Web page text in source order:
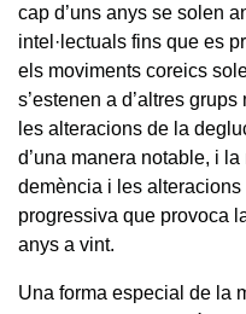
cap d’uns anys se solen
intel·lectuals fins que es
els moviments coreics
s’estenen a d’altres
les alteracions de la
d’una manera notable, i
demència i les
progressiva que provoca
anys a vint.
Una forma especial de la